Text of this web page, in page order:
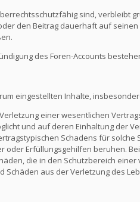
sind, verbleibt
den Beitrag dauerhaft auf
des Foren-Accounts
eingestellten Inhalte,
einer wesentlichen
und auf deren Einhaltung der
Schadens für
Erfüllungsgehilfen beruhen.
die in den Schutzbereich
aus der Verletzung des